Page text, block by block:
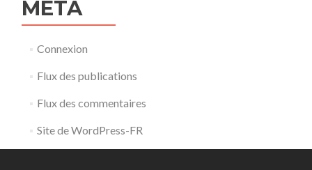
MÉTA
Connexion
Flux des publications
Flux des commentaires
Site de WordPress-FR